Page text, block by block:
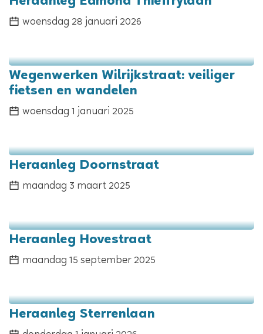
woensdag 28 januari 2026
Wegenwerken Wilrijkstraat: veiliger
fietsen en wandelen
woensdag 1 januari 2025
Heraanleg Doornstraat
maandag 3 maart 2025
Heraanleg Hovestraat
maandag 15 september 2025
Heraanleg Sterrenlaan